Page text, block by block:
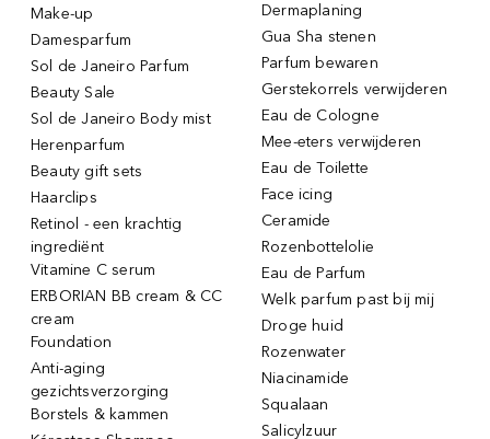
Make-up
Damesparfum
Sol de Janeiro Parfum
Beauty Sale
Sol de Janeiro Body mist
Herenparfum
Beauty gift sets
Haarclips
Retinol - een krachtig
ingrediënt
Vitamine C serum
ERBORIAN BB cream & CC
cream
Foundation
Anti-aging
gezichtsverzorging
Borstels & kammen
Dermaplaning
Gua Sha stenen
Parfum bewaren
Gerstekorrels verwijderen
Eau de Cologne
Mee-eters verwijderen
Eau de Toilette
Face icing
Ceramide
Rozenbottelolie
Eau de Parfum
Welk parfum past bij mij
Droge huid
Rozenwater
Niacinamide
Squalaan
Salicylzuur